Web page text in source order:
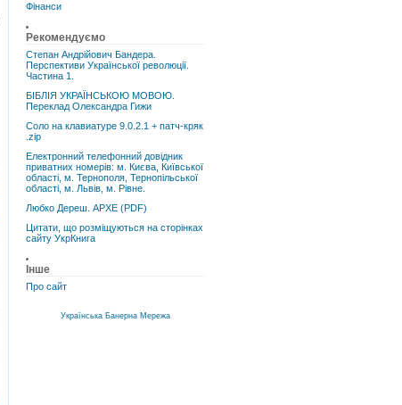
Фінанси
Рекомендуємо
Степан Андрійович Бандера.
Перспективи Української революції.
Частина 1.
БІБЛІЯ УКРАЇНСЬКОЮ МОВОЮ.
Переклад Олександра Гижи
Соло на клавиатуре 9.0.2.1 + патч-кряк
.zip
Електронний телефонний довідник
приватних номерів: м. Києва, Київської
області, м. Тернополя, Тернопільської
області, м. Львів, м. Рівне.
Любко Дереш. АРХЕ (PDF)
Цитати, що розміщуються на сторінках
сайту УкрКнига
Інше
Про сайт
Українська Банерна Мережа